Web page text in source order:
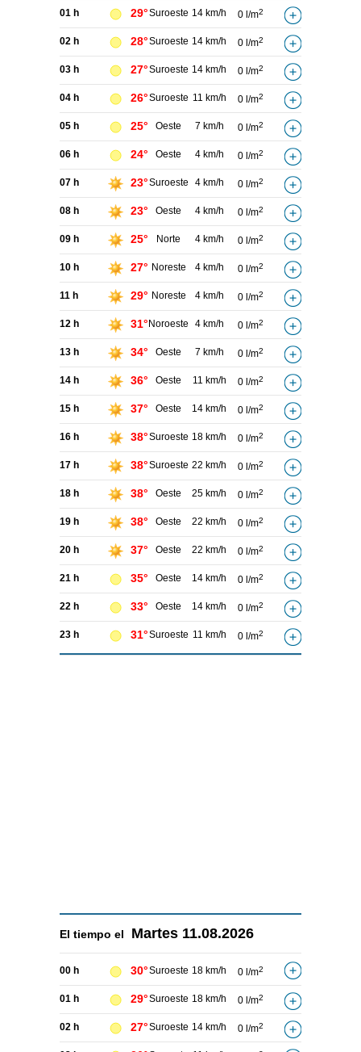
01 h 29°Suroeste 14 km/h 0 l/m2
02 h 28°Suroeste 14 km/h 0 l/m2
03 h 27°Suroeste 14 km/h 0 l/m2
04 h 26°Suroeste 11 km/h 0 l/m2
05 h 25° Oeste 7 km/h 0 l/m2
06 h 24° Oeste 4 km/h 0 l/m2
07 h 23°Suroeste 4 km/h 0 l/m2
08 h 23° Oeste 4 km/h 0 l/m2
09 h 25° Norte 4 km/h 0 l/m2
10 h 27° Noreste 4 km/h 0 l/m2
11 h 29° Noreste 4 km/h 0 l/m2
12 h 31° Noroeste 4 km/h 0 l/m2
13 h 34° Oeste 7 km/h 0 l/m2
14 h 36° Oeste 11 km/h 0 l/m2
15 h 37° Oeste 14 km/h 0 l/m2
16 h 38°Suroeste 18 km/h 0 l/m2
17 h 38°Suroeste 22 km/h 0 l/m2
18 h 38° Oeste 25 km/h 0 l/m2
19 h 38° Oeste 22 km/h 0 l/m2
20 h 37° Oeste 22 km/h 0 l/m2
21 h 35° Oeste 14 km/h 0 l/m2
22 h 33° Oeste 14 km/h 0 l/m2
23 h 31°Suroeste 11 km/h 0 l/m2
El tiempo el Martes 11.08.2026
00 h 30°Suroeste 18 km/h 0 l/m2
01 h 29°Suroeste 18 km/h 0 l/m2
02 h 27°Suroeste 14 km/h 0 l/m2